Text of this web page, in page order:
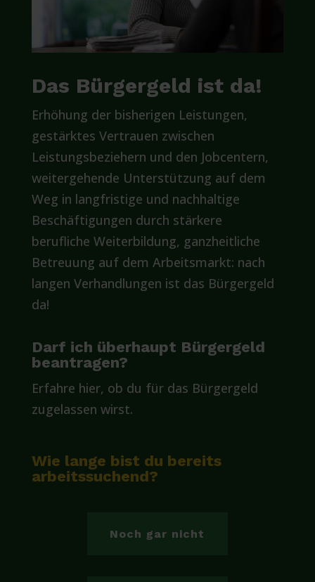
Das Bürgergeld ist da!
Erhöhung der bisherigen Leistungen,
gestärktes Vertrauen zwischen
Leistungsbeziehern und den Jobcentern,
weitergehende Unterstützung auf dem
Weg in langfristige und nachhaltige
Beschäftigungen durch stärkere
berufliche Weiterbildung, ganzheitliche
Betreuung auf dem Arbeitsmarkt: nach
langen Verhandlungen ist das Bürgergeld
da!
Darf ich überhaupt Bürgergeld
beantragen?
Erfahre hier, ob du für das Bürgergeld
zugelassen wirst.
Wie lange bist du bereits
arbeitssuchend?
Noch gar nicht